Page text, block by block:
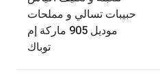
حبيبات تسالي و مملحات
موديل 905 ماركة إم
توباك